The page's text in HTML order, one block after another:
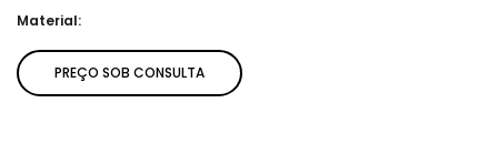
Material:
PREÇO SOB CONSULTA